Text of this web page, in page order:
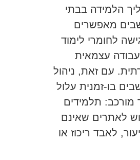
הלמידה בבתי
מאפשרים
לחומרי לימוד
עצמאית
עם זאת, ניהול
בו-זמנית עלול
מורכב: תלמידים
לאתרים שאינם
לאבד ריכוז או